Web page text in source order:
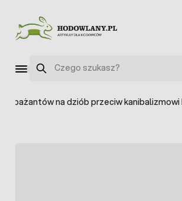
Szukaj
bażantów na dziób przeciw